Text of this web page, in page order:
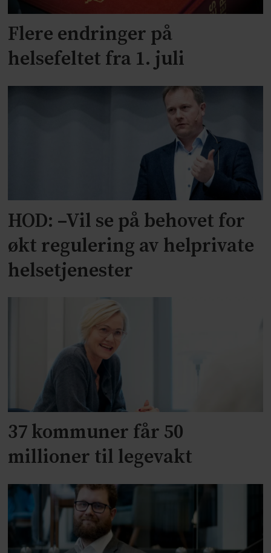
Flere endringer på
helsefeltet fra 1. juli
HOD: –Vil se på behovet for
økt regulering av helprivate
helsetjenester
37 kommuner får 50
millioner til legevakt